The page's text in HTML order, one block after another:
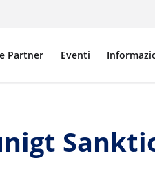
Partner Eventi